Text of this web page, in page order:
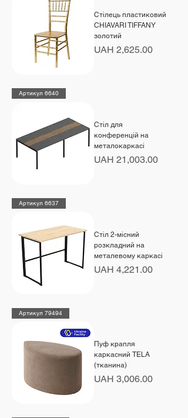
Стілець пластиковий
CHIAVARI TIFFANY
золотий
Price
UAH 2,625.00
Артикул 6640
Стіл для
конференцій на
металокаркасі
Price
UAH 21,003.00
Артикул 6637
Стіл 2-місний
розкладний на
металевому каркасі
Price
UAH 4,221.00
Артикул 79494
Пуф крапля
каркасний TELA
(тканина)
Price
UAH 3,006.00